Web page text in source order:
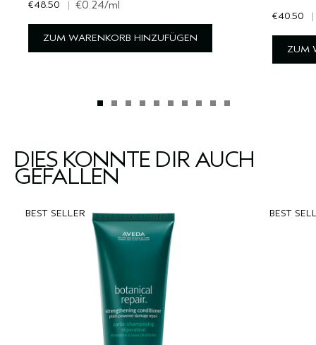
€48.50 | €0.24/ml
ZUM WARENKORB HINZUFÜGEN
€40.50 |
ZUM
DIES KÖNNTE DIR AUCH
GEFALLEN
BEST SELLER BEST